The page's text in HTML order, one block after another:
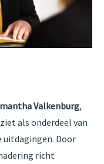
Valkenburg,
als onderdeel van
uitdagingen. Door
richt